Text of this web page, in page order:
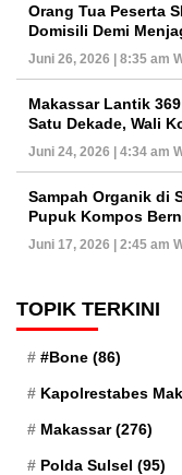
Orang Tua Peserta
Domisili Demi
Juni 26, 2026 | 8:35 am
Makassar Lantik
Satu Dekade, Wali
Juni 24, 2026 | 4:34 am
Sampah Organik di
Pupuk Kompos
Juni 17, 2026 | 2:45 am
TOPIK TERKINI
#Bone (86)
Kapolrestabes
Makassar(276)
Polda Sulsel (95)